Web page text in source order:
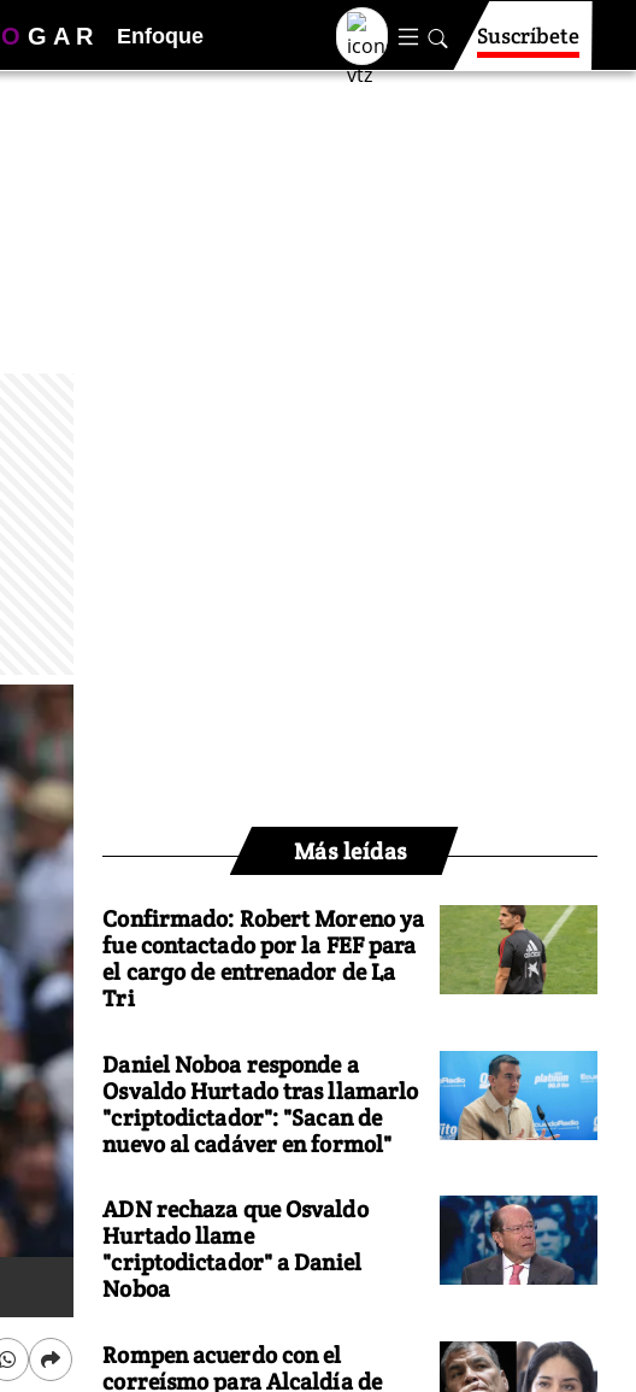
O G A R Enfoque Suscríbete
Más leídas
Confirmado: Robert Moreno ya
fue contactado por la FEF para
el cargo de entrenador de La
Tri
Daniel Noboa responde a
Osvaldo Hurtado tras llamarlo
"criptodictador": "Sacan de
nuevo al cadáver en formol"
ADN rechaza que Osvaldo
Hurtado llame
"criptodictador" a Daniel
Noboa
Rompen acuerdo con el
correísmo para Alcaldía de